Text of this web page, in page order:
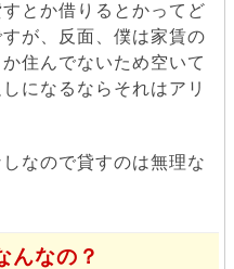
とか借りるとかってど
が、反面、僕は家賃の
住んでないため空いて
になるならそれはアリ
なので貸すのは無理な
んなの？